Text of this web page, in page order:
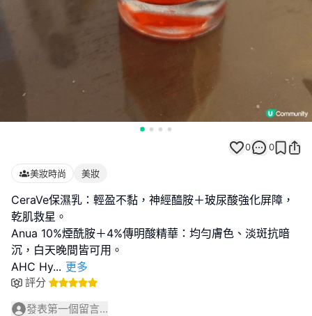
0 0
美妝時尚 美妝
CeraVe保濕乳：輕盈不黏，神經醯胺＋玻尿酸強化屏障，
乾肌救星。
Anua 10%煙酰胺＋4%傳明酸精華：均勻膚色、淡斑抗暗
沉，白天晚間皆可用。
AHC Hy... 更多
評分
發表第一個留言...